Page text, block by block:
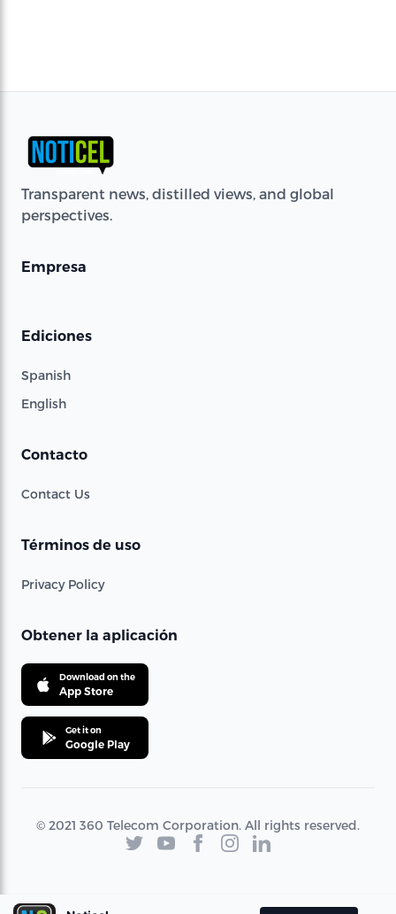
Transparent news, distilled views, and global
perspectives.
Empresa
Ediciones
Spanish
English
Contacto
Contact Us
Términos de uso
Privacy Policy
Obtener la aplicación
Download on the
App Store
Get it on
Google Play
© 2021 360 Telecom Corporation. All rights reserved.